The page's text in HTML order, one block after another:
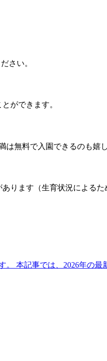
さい。
ができます。
無料で入園できるのも嬉
ります（生育状況によるた
本記事では、2026年の